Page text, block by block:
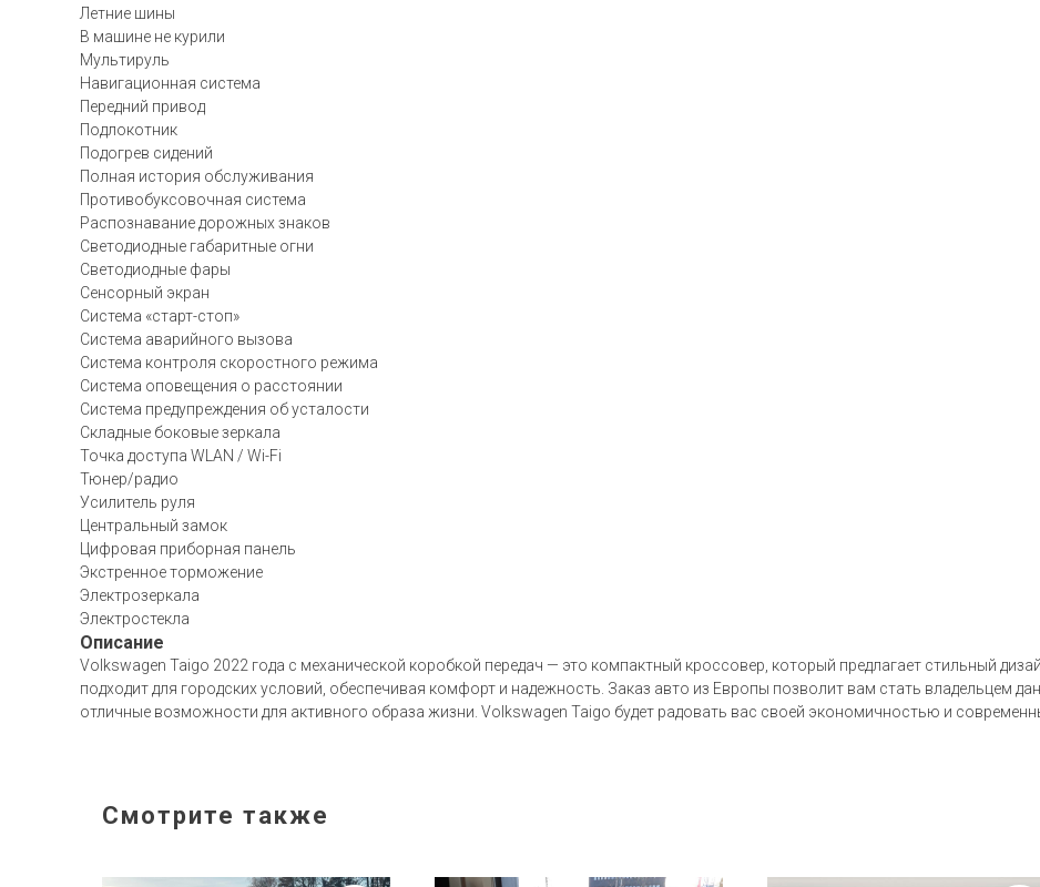
Летние шины
В машине не курили
Мультируль
Навигационная система
Передний привод
Подлокотник
Подогрев сидений
Полная история обслуживания
Противобуксовочная система
Распознавание дорожных знаков
Светодиодные габаритные огни
Светодиодные фары
Сенсорный экран
Система «старт-стоп»
Система аварийного вызова
Система контроля скоростного режима
Система оповещения о расстоянии
Система предупреждения об усталости
Складные боковые зеркала
Точка доступа WLAN / Wi-Fi
Тюнер/радио
Усилитель руля
Центральный замок
Цифровая приборная панель
Экстренное торможение
Электрозеркала
Электростекла
Описание
Volkswagen Taigo 2022 года с механической коробкой передач — это компактный кроссовер, который предлагает стильный
подходит для городских условий, обеспечивая комфорт и надежность. Заказ авто из Европы позволит вам стать владельцем
отличные возможности для активного образа жизни. Volkswagen Taigo будет радовать вас своей экономичностью и
Смотрите также